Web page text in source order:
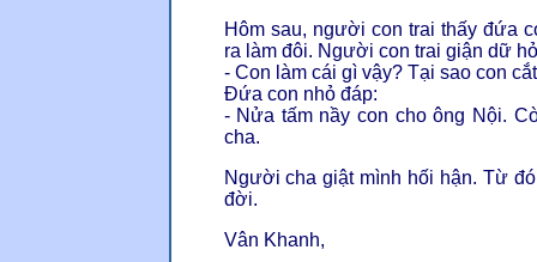
Hôm sau, người con trai thấy đứa
ra làm đôi. Người con trai giận dữ
- Con làm cái gì vậy? Tại sao con
Đứa con nhỏ đáp:
- Nửa tấm nầy con cho ông Nội.
cha.
Người cha giật mình hối hận. Từ
đời.
Vân Khanh,